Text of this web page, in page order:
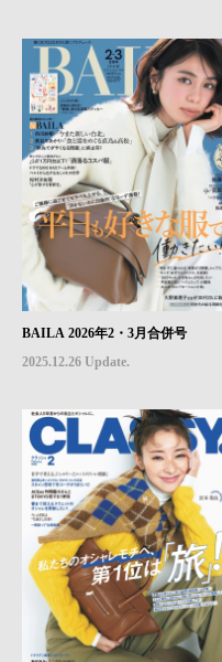
BAILA 2026年2・3月合併号
2025.12.26 Update.